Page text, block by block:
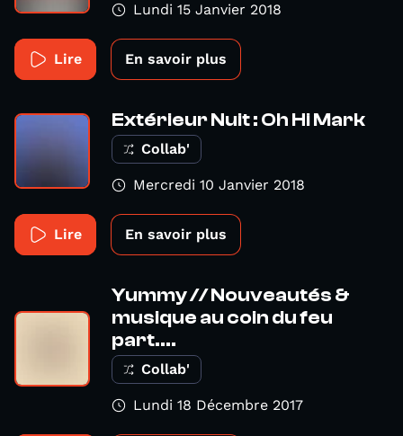
Lundi 15 Janvier 2018
Lire En savoir plus
Extérieur Nuit : Oh Hi Mark
Collab'
Mercredi 10 Janvier 2018
Lire En savoir plus
Yummy // Nouveautés &
musique au coin du feu
part....
Collab'
Lundi 18 Décembre 2017